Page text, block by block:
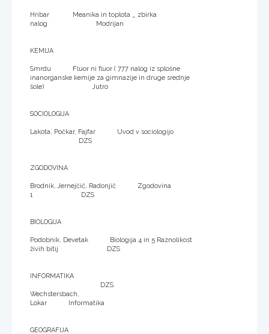
Hribar Meanika in toplota _ zbirka
nalog Modrijan
KEMIJA
Smrdu Fluor ni fluor ( 777 nalog iz splošne
inanorganske kemije za gimnazije in druge srednje
šole) Jutro
SOCIOLOGIJA
Lakota, Počkar, Fajfar Uvod v sociologijo
DZS
ZGODOVINA
Brodnik, Jernejčič, Radonjič Zgodovina
1 DZS
BIOLOGIJA
Podobnik, Devetak Biologija 4 in 5 Raznolikost
živih bitij DZS
INFORMATIKA
DZS
Wechstersbach,
Lokar Informatika
GEOGRAFIJA